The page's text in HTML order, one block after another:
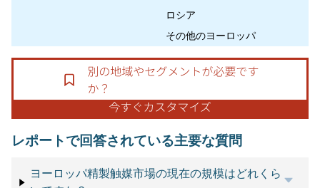
ロシア
その他のヨーロッパ
レポートで回答されている主要な質問
ヨーロッパ精製触媒市場の現在の規模はどれくら